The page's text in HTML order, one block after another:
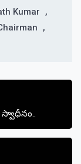
Kumar
,
,